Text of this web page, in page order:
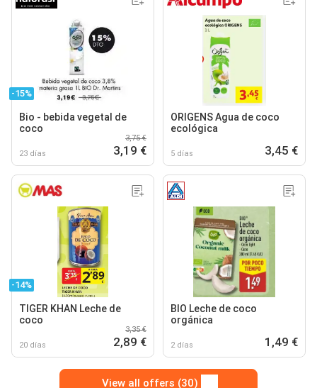
-15%
Bio - bebida vegetal de
coco
23 días
3,75 €
3,19 €
ORIGENS Agua de coco
ecológica
5 días 3,45 €
-14%
TIGER KHAN Leche de
coco
20 días
3,35 €
2,89 €
BIO Leche de coco
orgánica
2 días 1,49 €
View all offers (30)